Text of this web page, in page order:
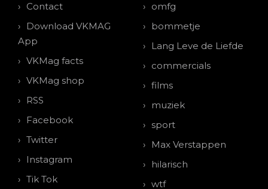
Contact
Download VKMAG
App
VKMag facts
VKMag shop
RSS
Facebook
Twitter
Instagram
Tik Tok
omfg
bommetje
Lang Leve de Liefde
commercials
films
muziek
sport
Max Verstappen
hilarisch
wtf